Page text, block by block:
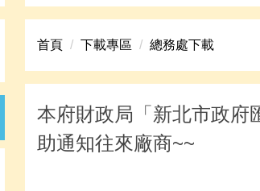
首頁 下載專區 總務處下載
本府財政局「新北市政府
助通知往來廠商~~